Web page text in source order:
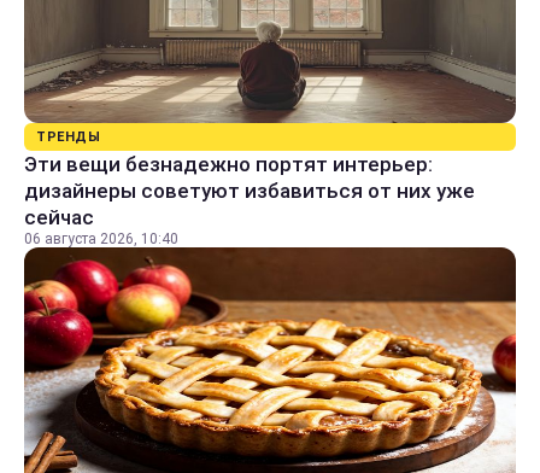
ТРЕНДЫ
Эти вещи безнадежно портят интерьер:
дизайнеры советуют избавиться от них уже
сейчас
06 августа 2026, 10:40